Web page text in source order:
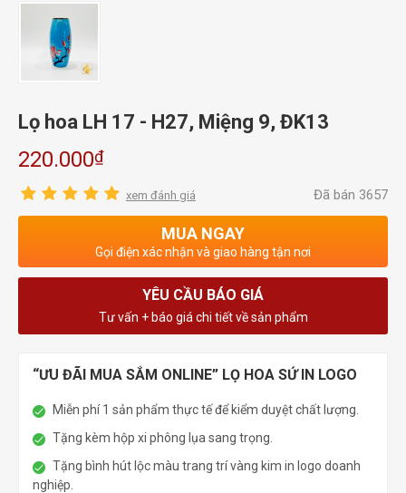
Lọ hoa LH 17 - H27, Miệng 9, ĐK13
220.000₫
xem đánh giá Đã bán 3657
MUA NGAY
Gọi điện xác nhận và giao hàng tận nơi
YÊU CẦU BÁO GIÁ
Tư vấn + báo giá chi tiết về sản phẩm
“ƯU ĐÃI MUA SẮM ONLINE” LỌ HOA SỨ IN LOGO
Miễn phí 1 sản phẩm thực tế để kiểm duyệt chất lượng.
Tặng kèm hộp xi phông lụa sang trọng.
Tặng bình hút lộc màu trang trí vàng kim in logo doanh
nghiệp.